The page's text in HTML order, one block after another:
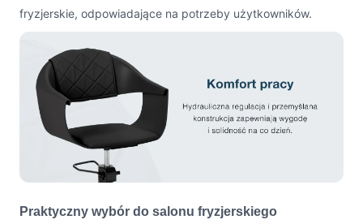
fryzjerskie, odpowiadające na potrzeby użytkowników.
Praktyczny wybór do salonu fryzjerskiego